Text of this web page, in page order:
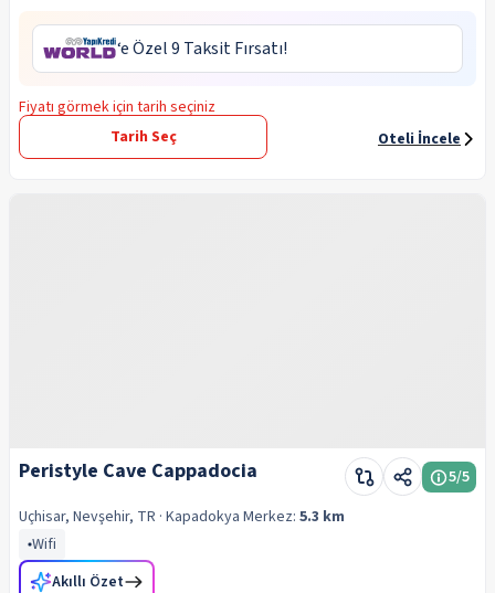
‘e Özel 9 Taksit Fırsatı!
Fiyatı görmek için tarih seçiniz
Tarih Seç
Oteli İncele
Peristyle Cave Cappadocia 5/5
Uçhisar, Nevşehir, TR · Kapadokya Merkez: 5.3 km
Wifi
Akıllı Özet